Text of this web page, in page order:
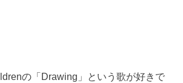
の「Drawing」という歌が好きで